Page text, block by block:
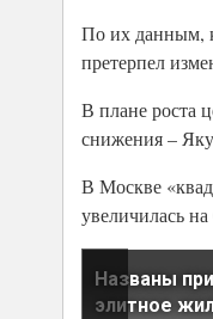
По их данным,
претерпел
В плане роста
снижения –
В Москве
увеличилась
Названы
элитное